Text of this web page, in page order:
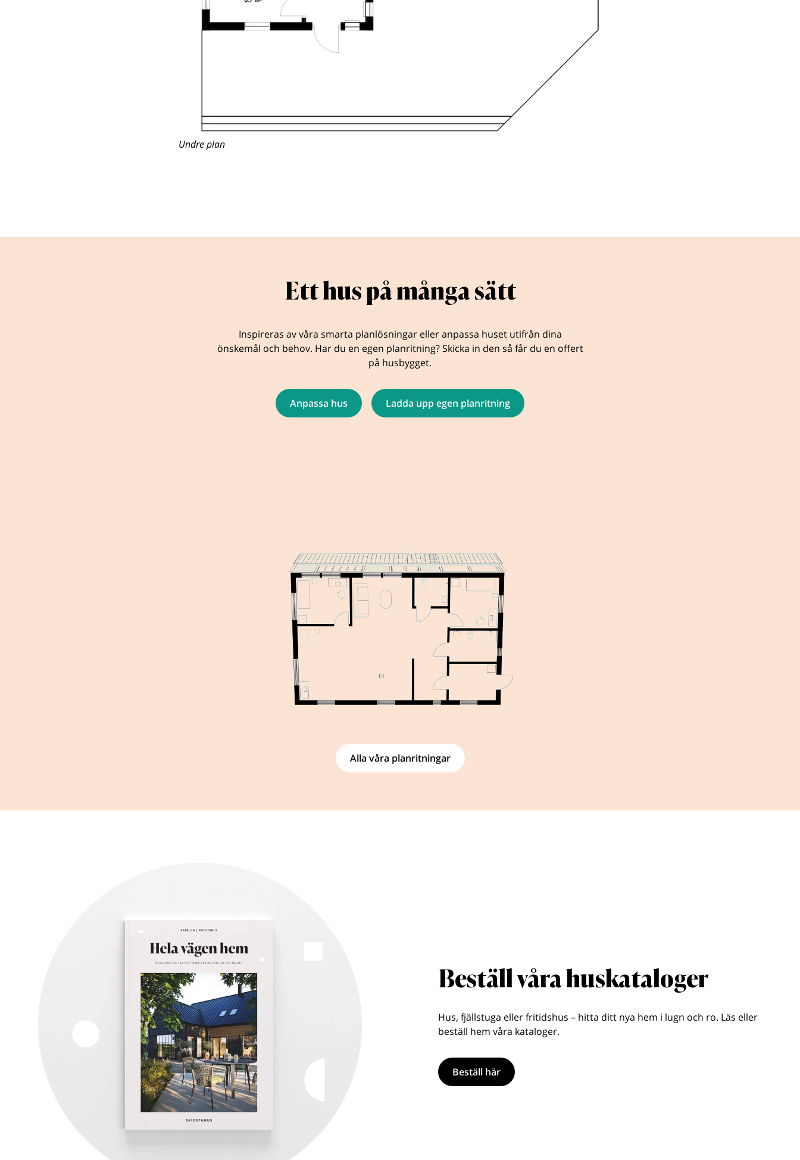
Undre plan
Ett hus på många sätt
Inspireras av våra smarta planlösningar eller anpassa huset utifrån dina
önskemål och behov. Har du en egen planritning? Skicka in den så får du en offert
på husbygget.
Anpassa hus Ladda upp egen planritning
Alla våra planritningar
Beställ våra huskataloger
Hus, fjällstuga eller fritidshus – hitta ditt nya hem i lugn och ro. Läs eller
beställ hem våra kataloger.
Beställ här